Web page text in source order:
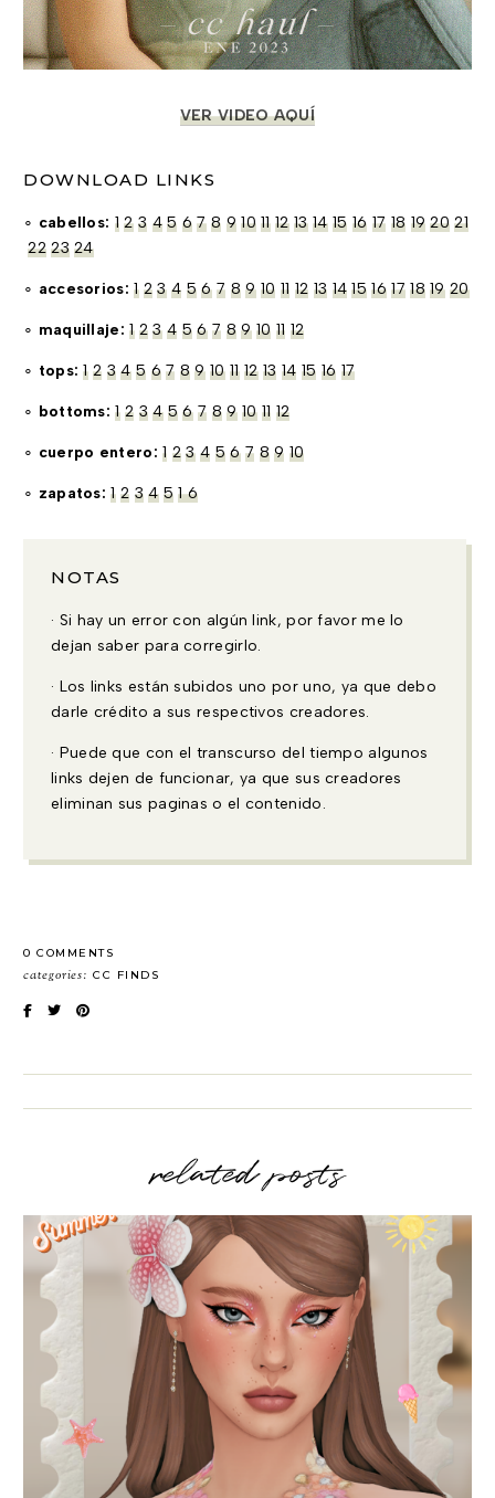
VER VIDEO AQUÍ
DOWNLOAD LINKS
∘ cabellos: 1 2 3 4 5 6 7 8 9 10 11 12 13 14 15 16 17 18 19 20 21
22 23 24
∘ accesorios: 1 2 3 4 5 6 7 8 9 10 11 12 13 14 15 16 17 18 19 20
∘ maquillaje: 1 2 3 4 5 6 7 8 9 10 11 12
∘ tops: 1 2 3 4 5 6 7 8 9 10 11 12 13 14 15 16 17
∘ bottoms: 1 2 3 4 5 6 7 8 9 10 11 12
∘ cuerpo entero: 1 2 3 4 5 6 7 8 9 10
∘ zapatos: 1 2 3 4 5 1 6
NOTAS
· Si hay un error con algún link, por favor me lo
dejan saber para corregirlo.
· Los links están subidos uno por uno, ya que debo
darle crédito a sus respectivos creadores.
· Puede que con el transcurso del tiempo algunos
links dejen de funcionar, ya que sus creadores
eliminan sus paginas o el contenido.
0 COMMENTS
categories: CC FINDS
related posts